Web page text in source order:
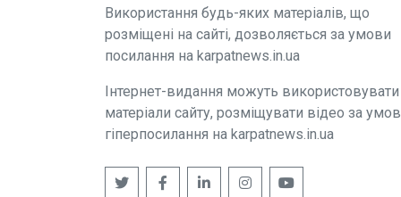
Використання будь-яких матеріалів, що
розміщені на сайті, дозволяється за умови
посилання на karpatnews.in.ua
Інтернет-видання можуть використовувати
матеріали сайту, розміщувати відео за
гіперпосилання на karpatnews.in.ua